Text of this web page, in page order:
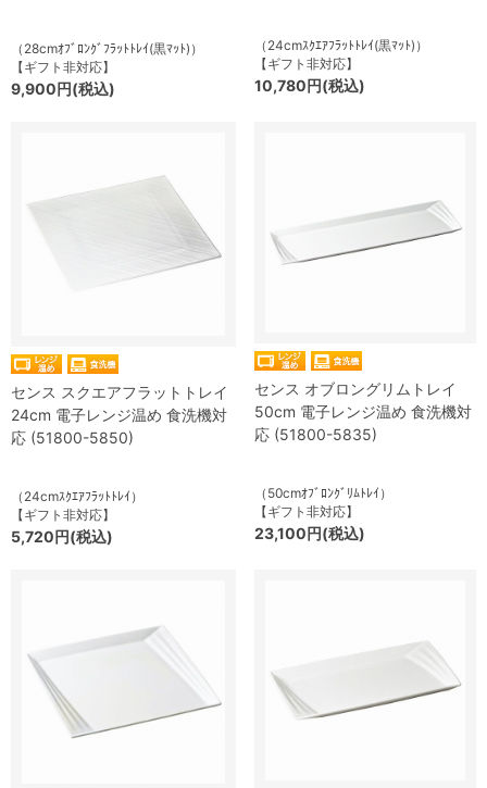
（28cmｵﾌﾞﾛﾝｸﾞﾌﾗｯﾄﾄﾚｲ(黒ﾏｯﾄ)）
【ギフト非対応】
9,900円(税込)
（24cmｽｸｴｱﾌﾗｯﾄﾄﾚｲ(黒ﾏｯﾄ)）
【ギフト非対応】
10,780円(税込)
センス スクエアフラットトレイ
24cm 電子レンジ温め 食洗機対
応 (51800-5850)
（24cmｽｸｴｱﾌﾗｯﾄﾄﾚｲ）
【ギフト非対応】
5,720円(税込)
センス オブロングリムトレイ
50cm 電子レンジ温め 食洗機対
応 (51800-5835)
（50cmｵﾌﾞﾛﾝｸﾞﾘﾑﾄﾚｲ）
【ギフト非対応】
23,100円(税込)